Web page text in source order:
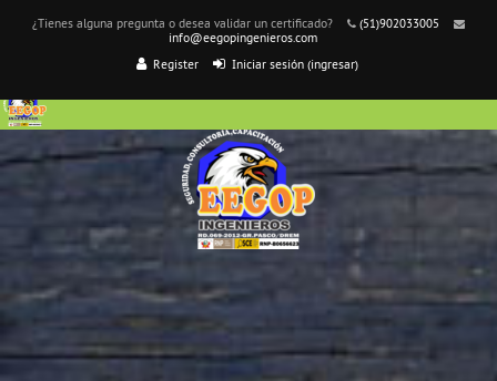
¿Tienes alguna pregunta o desea validar un certificado?
(51)902033005
info@eegopingenieros.com
Register
Iniciar sesión (ingresar)